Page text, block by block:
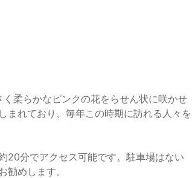
柔らかなピンクの花をらせん状に咲かせ
まれており、毎年この時期に訪れる人々を
20分でアクセス可能です。駐車場はない
めします。